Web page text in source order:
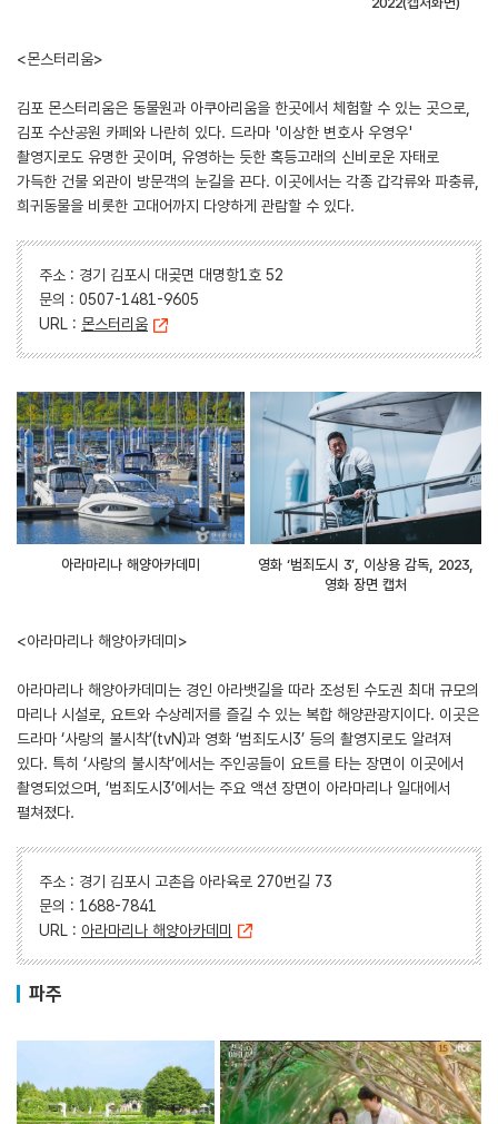
<몬스터리움>
김포 몬스터리움은 동물원과 아쿠아리움을 한곳에서 체험할 수 있는 곳으로,
김포 수산공원 카페와 나란히 있다. 드라마 '이상한 변호사 우영우'
촬영지로도 유명한 곳이며, 유영하는 듯한 혹등고래의 신비로운 자태로
가득한 건물 외관이 방문객의 눈길을 끈다. 이곳에서는 각종 갑각류와 파충류,
희귀동물을 비롯한 고대어까지 다양하게 관람할 수 있다.
주소 : 경기 김포시 대곶면 대명항1호 52
문의 : 0507-1481-9605
URL : 몬스터리움
아라마리나 해양아카데미
영화 ‘범죄도시 3’, 이상용 감독, 2023,
영화 장면 캡처
<아라마리나 해양아카데미>
아라마리나 해양아카데미는 경인 아라뱃길을 따라 조성된 수도권 최대 규모의
마리나 시설로, 요트와 수상레저를 즐길 수 있는 복합 해양관광지이다. 이곳은
드라마 ‘사랑의 불시착’(tvN)과 영화 ‘범죄도시3’ 등의 촬영지로도 알려져
있다. 특히 ‘사랑의 불시착’에서는 주인공들이 요트를 타는 장면이 이곳에서
촬영되었으며, ‘범죄도시3’에서는 주요 액션 장면이 아라마리나 일대에서
펼쳐졌다.
주소 : 경기 김포시 고촌읍 아라육로 270번길 73
문의 : 1688-7841
URL : 아라마리나 해양아카데미
파주